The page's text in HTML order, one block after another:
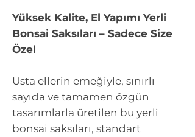
Yüksek Kalite, El Yapımı Yerli
Bonsai Saksıları – Sadece Size
Özel
Usta ellerin emeğiyle, sınırlı
sayıda ve tamamen özgün
tasarımlarla üretilen bu yerli
bonsai saksıları, standart